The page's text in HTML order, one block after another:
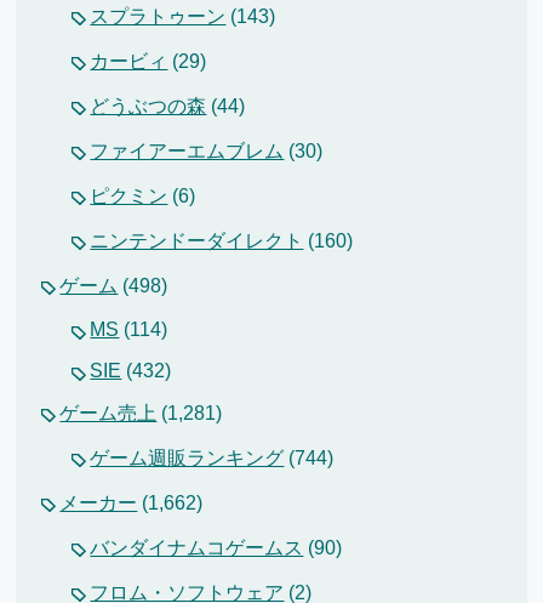
スプラトゥーン (143)
カービィ (29)
どうぶつの森 (44)
ファイアーエムブレム (30)
ピクミン (6)
ニンテンドーダイレクト (160)
ゲーム (498)
MS (114)
SIE (432)
ゲーム売上 (1,281)
ゲーム週販ランキング (744)
メーカー (1,662)
バンダイナムコゲームス (90)
フロム・ソフトウェア (2)